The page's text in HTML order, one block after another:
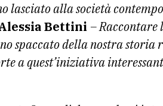
lasciato alla società
Bettini – Raccontare
spaccato della nostra storia
a quest’iniziativa